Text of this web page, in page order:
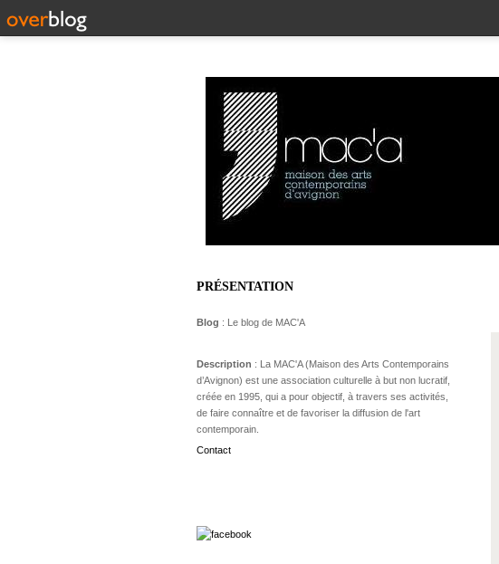
PRÉSENTATION
Blog : Le blog de MAC'A
Description : La MAC'A (Maison des Arts Contemporains
d’Avignon) est une association culturelle à but non lucratif,
créée en 1995, qui a pour objectif, à travers ses activités,
de faire connaître et de favoriser la diffusion de l'art
contemporain.
Contact